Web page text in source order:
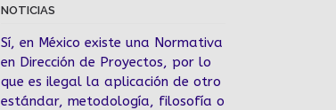
NOTICIAS
Sí, en México existe una Normativa
en Dirección de Proyectos, por lo
que es ilegal la aplicación de otro
estándar, metodología, filosofía o